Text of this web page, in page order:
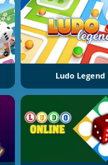
Ludo Legend